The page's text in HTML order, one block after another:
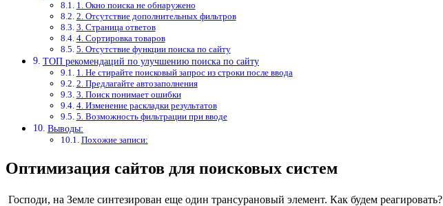
1. Окно поиска не обнаружено
2. Отсутствие дополнительных фильтров
3. Страница ответов
4. Сортировка товаров
5. Отсутствие функции поиска по сайту
ТОП рекомендаций по улучшению поиска по сайту
1. Не стирайте поисковый запрос из строки после ввода
2. Предлагайте автозаполнения
3. Поиск понимает ошибки
4. Изменение раскладки результатов
5. Возможность фильтрации при вводе
Выводы:
Похожие записи:
Оптимизация сайтов для поисковых систем
 Господи, на Земле синтезирован еще один трансурановый элемент. Как будем реагировать?